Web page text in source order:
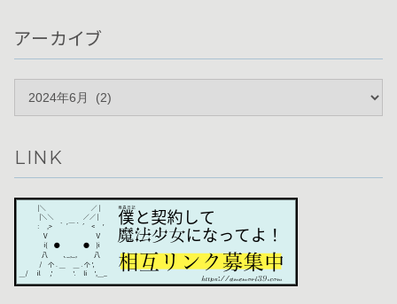
アーカイブ
LINK